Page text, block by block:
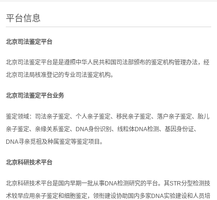
平台信息
北京司法鉴定平台
北京司法鉴定平台是是遵照中华人民共和国司法部颁布的鉴定机构管理办法，经
北京司法局核准登记的专业司法鉴定机构。
北京司法鉴定平台业务
鉴定领域：司法亲子鉴定、个人亲子鉴定、移民亲子鉴定、落户亲子鉴定、胎儿
亲子鉴定、亲缘关系鉴定、DNA身份识别、线粒体DNA检测、基因身份证、
DNA寻亲觅祖及种属鉴定等鉴定项目。
北京科研技术平台
北京科研技术平台是国内早期一批从事DNA检测研究的平台。其STR分型检测技
术较早应用亲子鉴定和细胞鉴定，领衔建设协助国内多家DNA实验建设和人员培